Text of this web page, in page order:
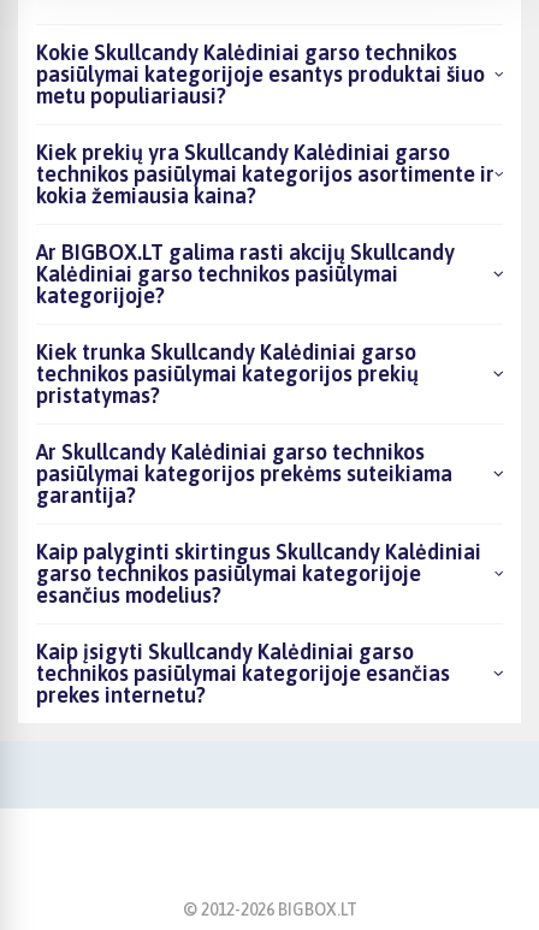
Kokie Skullcandy Kalėdiniai garso technikos
pasiūlymai kategorijoje esantys produktai šiuo
metu populiariausi?
Kiek prekių yra Skullcandy Kalėdiniai garso
technikos pasiūlymai kategorijos asortimente ir
kokia žemiausia kaina?
Ar BIGBOX.LT galima rasti akcijų Skullcandy
Kalėdiniai garso technikos pasiūlymai
kategorijoje?
Kiek trunka Skullcandy Kalėdiniai garso
technikos pasiūlymai kategorijos prekių
pristatymas?
Ar Skullcandy Kalėdiniai garso technikos
pasiūlymai kategorijos prekėms suteikiama
garantija?
Kaip palyginti skirtingus Skullcandy Kalėdiniai
garso technikos pasiūlymai kategorijoje
esančius modelius?
Kaip įsigyti Skullcandy Kalėdiniai garso
technikos pasiūlymai kategorijoje esančias
prekes internetu?
© 2012-2026BIGBOX.LT